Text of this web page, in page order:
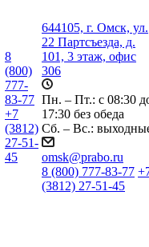
8
(800)
777-
83-77
+7
(3812)
27-51-
45
644105, г. Омск, ул.
22 Партсъезда, д.
101, 3 этаж, офис
306
Пн. – Пт.: с 08:30
17:30 без обеда
Сб. – Вс.:
omsk@prabo.ru
8 (800) 777-83-77
(3812) 27-51-45